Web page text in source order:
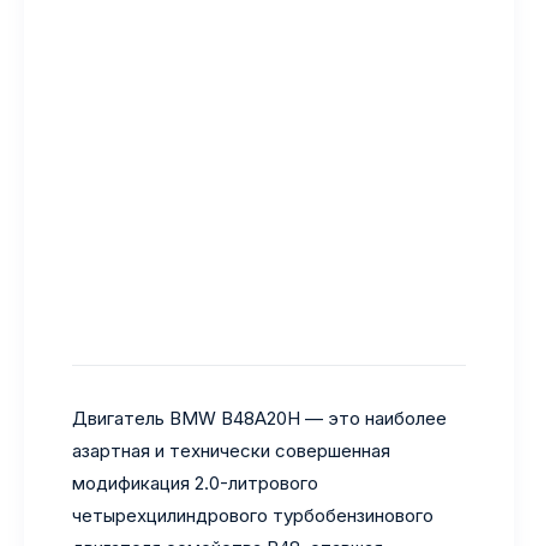
Двигатель BMW B48A20H — это наиболее
азартная и технически совершенная
модификация 2.0-литрового
четырехцилиндрового турбобензинового